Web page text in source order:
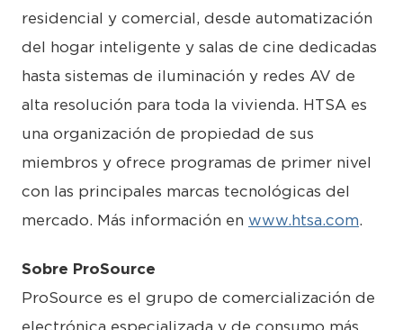
residencial y comercial, desde automatización
del hogar inteligente y salas de cine dedicadas
hasta sistemas de iluminación y redes AV de
alta resolución para toda la vivienda. HTSA es
una organización de propiedad de sus
miembros y ofrece programas de primer nivel
con las principales marcas tecnológicas del
mercado. Más información en www.htsa.com.
Sobre ProSource
ProSource es el grupo de comercialización de